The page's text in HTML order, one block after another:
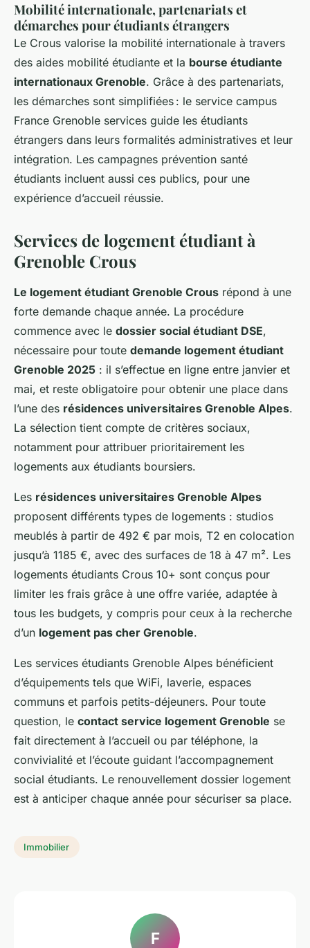
Mobilité internationale, partenariats et
démarches pour étudiants étrangers
Le Crous valorise la mobilité internationale à travers
des aides mobilité étudiante et la bourse étudiante
internationaux Grenoble. Grâce à des partenariats,
les démarches sont simplifiées : le service campus
France Grenoble services guide les étudiants
étrangers dans leurs formalités administratives et leur
intégration. Les campagnes prévention santé
étudiants incluent aussi ces publics, pour une
expérience d’accueil réussie.
Services de logement étudiant à
Grenoble Crous
Le logement étudiant Grenoble Crous répond à une
forte demande chaque année. La procédure
commence avec le dossier social étudiant DSE,
nécessaire pour toute demande logement étudiant
Grenoble 2025 : il s’effectue en ligne entre janvier et
mai, et reste obligatoire pour obtenir une place dans
l’une des résidences universitaires Grenoble Alpes.
La sélection tient compte de critères sociaux,
notamment pour attribuer prioritairement les
logements aux étudiants boursiers.
Les résidences universitaires Grenoble Alpes
proposent différents types de logements : studios
meublés à partir de 492 € par mois, T2 en colocation
jusqu’à 1185 €, avec des surfaces de 18 à 47 m². Les
logements étudiants Crous 10+ sont conçus pour
limiter les frais grâce à une offre variée, adaptée à
tous les budgets, y compris pour ceux à la recherche
d’un logement pas cher Grenoble.
Les services étudiants Grenoble Alpes bénéficient
d’équipements tels que WiFi, laverie, espaces
communs et parfois petits-déjeuners. Pour toute
question, le contact service logement Grenoble se
fait directement à l’accueil ou par téléphone, la
convivialité et l’écoute guidant l’accompagnement
social étudiants. Le renouvellement dossier logement
est à anticiper chaque année pour sécuriser sa place.
Immobilier
F